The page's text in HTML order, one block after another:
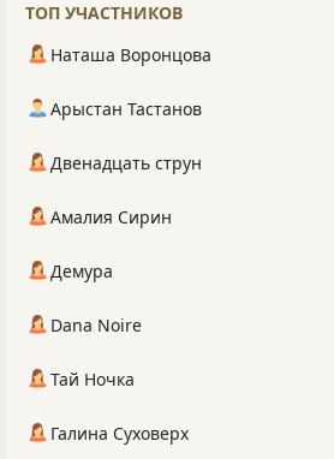
ТОП УЧАСТНИКОВ
Наташа Воронцова
Арыстан Тастанов
Двенадцать струн
Амалия Сирин
Демура
Dana Noire
Тай Ночка
Галина Суховерх